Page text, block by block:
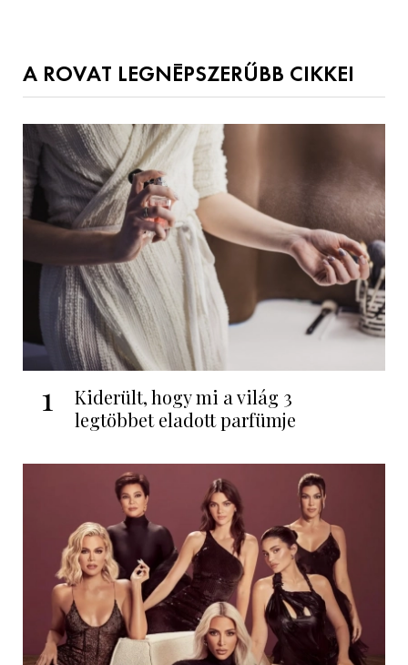
A ROVAT LEGNÉPSZERŰBB CIKKEI
1
Kiderült, hogy mi a világ 3
legtöbbet eladott parfümje